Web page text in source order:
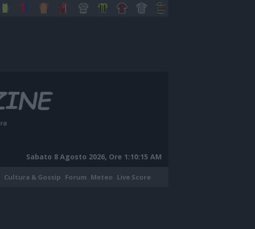
Sabato 8 Agosto 2026, Ore 1:10:16 AM
Cultura & Gossip Forum Meteo Live Score